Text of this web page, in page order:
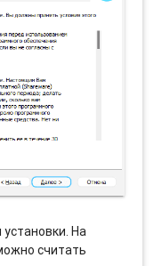
установки. На
считать